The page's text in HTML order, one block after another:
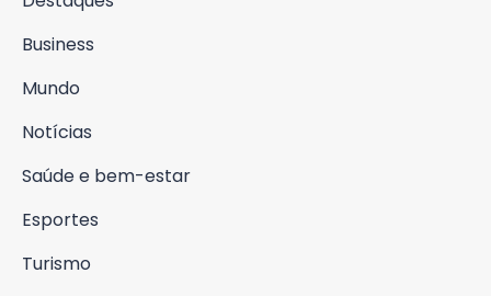
Business
Mundo
Notícias
Saúde e bem-estar
Esportes
Turismo